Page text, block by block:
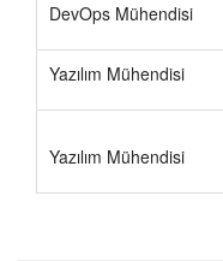
DevOps Mühendisi
Yazılım Mühendisi
Yazılım Mühendisi